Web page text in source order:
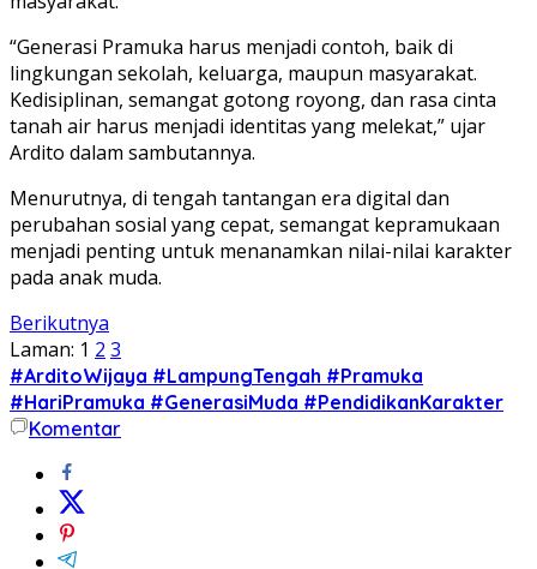
“Generasi Pramuka harus menjadi contoh, baik di
lingkungan sekolah, keluarga, maupun masyarakat.
Kedisiplinan, semangat gotong royong, dan rasa cinta
tanah air harus menjadi identitas yang melekat,” ujar
Ardito dalam sambutannya.
Menurutnya, di tengah tantangan era digital dan
perubahan sosial yang cepat, semangat kepramukaan
menjadi penting untuk menanamkan nilai-nilai karakter
pada anak muda.
Berikutnya
Laman: 1 2 3
#ArditoWijaya #LampungTengah #Pramuka
#HariPramuka #GenerasiMuda #PendidikanKarakter
Komentar